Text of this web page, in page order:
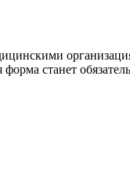
станет